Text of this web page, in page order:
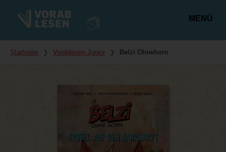
MENÜ
Du bist hier
Startseite ❭ Vorablesen Junior ❭ Belzi Ohnehorn